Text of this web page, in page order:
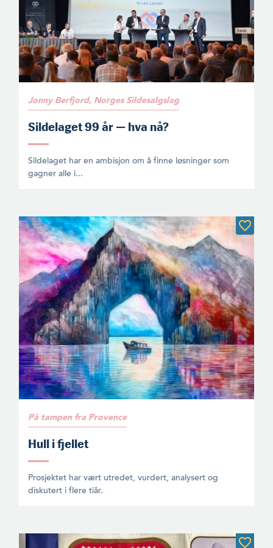
Jonny Berfjord, Norges Sildesalgslag
Sildelaget 99 år — hva nå?
Sildelaget har en ambisjon om å finne løsninger som
gagner alle i...
På tampen fra Provence
Hull i fjellet
Prosjektet har vært utredet, vurdert, analysert og
diskutert i flere tiår.